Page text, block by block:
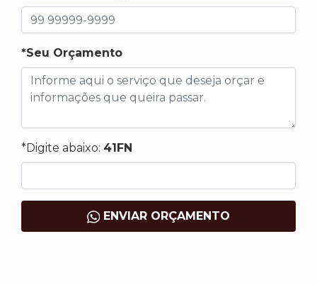
*Seu Orçamento
*Digite abaixo: 41FN
ENVIAR ORÇAMENTO